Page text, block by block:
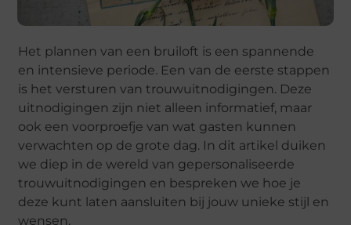
Het plannen van een bruiloft is een spannende
en intensieve periode. Een van de eerste stappen
is het versturen van trouwuitnodigingen. Deze
uitnodigingen zijn niet alleen informatief, maar
ook een voorproefje van wat gasten kunnen
verwachten op de grote dag. In dit artikel duiken
we diep in de wereld van gepersonaliseerde
trouwuitnodigingen en bespreken we hoe je
deze kunt laten aansluiten bij jouw unieke stijl en
wensen.